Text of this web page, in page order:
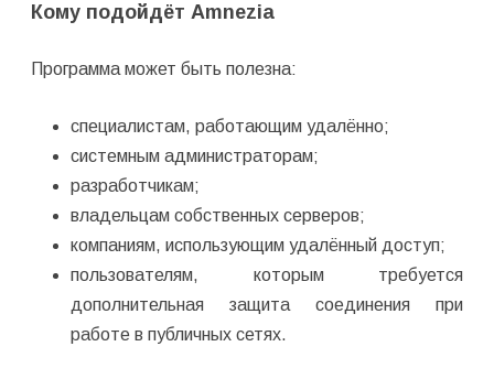
Кому подойдёт Amnezia
Программа может быть полезна:
специалистам, работающим удалённо;
системным администраторам;
разработчикам;
владельцам собственных серверов;
компаниям, использующим удалённый доступ;
пользователям, которым требуется
дополнительная защита соединения при
работе в публичных сетях.